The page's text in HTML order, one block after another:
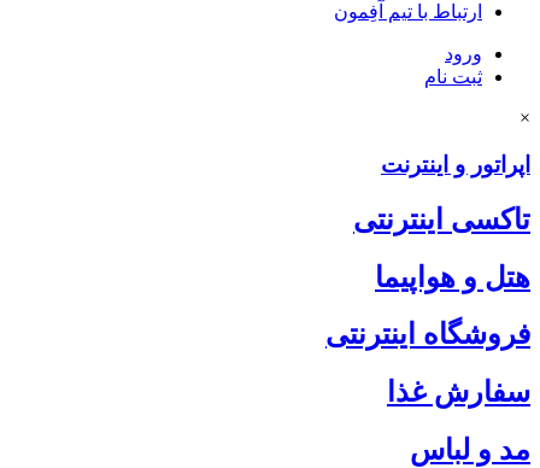
ارتباط با تیم آفِمون
ورود
ثبت نام
×
اپراتور و اینترنت
تاکسی اینترنتی
هتل و هواپیما
فروشگاه اینترنتی
سفارش غذا
مد و لباس